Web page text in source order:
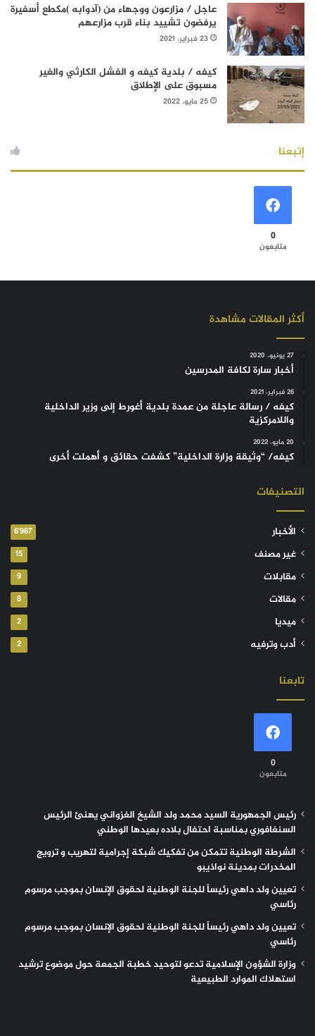
عاجل / مزارعون ووجهاء من (آدوابه )مكطع أسفيرة
يرفضون تشييد بناء قرب مزارعهم
23 فبراير، 2021
كيفه / بلدية كيفه و الفشل الكارثي والغير
مسبوق على الإطلاق
25 مايو، 2022
إتبعنا
0
متابعون
أكثر المقالات مشاهدة
27 يونيو، 2020
أخبار سارة لكافة المدرسين
26 فبراير، 2021
كيفه / رسالة عاجلة من عمدة بلدية أغورط إلى وزير الداخلية
واللامركزية
20 مايو، 2022
كيفه/ “وثيقة وزارة الداخلية” كشفت حقائق و أهملت أخرى
التصنيفات
الأخبار 6٬987
غير مصنف 15
مقابلات 9
مقالات 8
ميديا 2
أدب وترفيه 2
تابعنا
0
متابعون
رئيس الجمهورية السيد محمد ولد الشيخ الغزواني يهنئ الرئيس
السنغافوري بمناسبة احتفال بلاده بعيدها الوطني
الشرطة الوطنية تتمكن من تفكيك شبكة إجرامية لتهريب و ترويج
المخدرات بمدينة نواذيبو
تعيين ولد داهي رئيساً للجنة الوطنية لحقوق الإنسان بموجب مرسوم
رئاسي
تعيين ولد داهي رئيساً للجنة الوطنية لحقوق الإنسان بموجب مرسوم
رئاسي
وزارة الشؤون الإسلامية تدعو لتوحيد خطبة الجمعة حول موضوع ترشيد
استهلاك الموارد الطبيعية